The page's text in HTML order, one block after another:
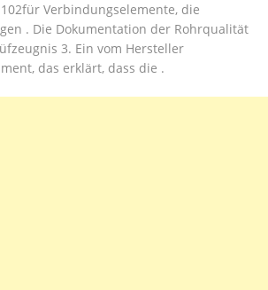
Verbindungselemente, die
. Die Dokumentation der Rohrqualität
3. Ein vom Hersteller
das erklärt, dass die .